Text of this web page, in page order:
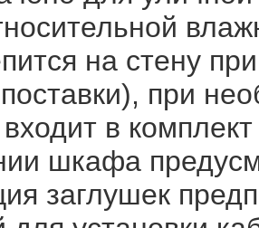
на стену
при
в
шкафа
заглушек